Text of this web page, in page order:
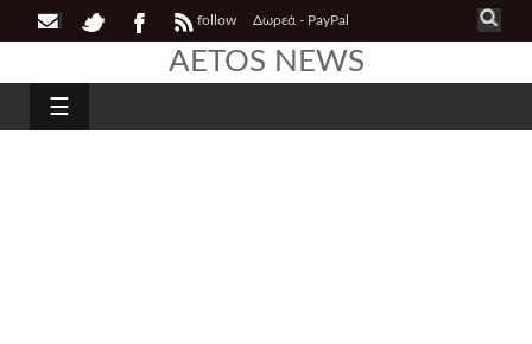
follow Δωρεά - PayPal
AETOS NEWS
☰